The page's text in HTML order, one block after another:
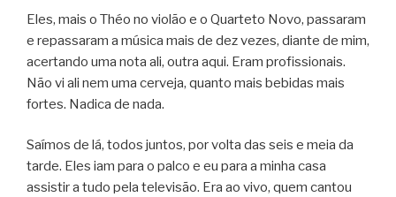
Eles, mais o Théo no violão e o Quarteto Novo, passaram
e repassaram a música mais de dez vezes, diante de mim,
acertando uma nota ali, outra aqui. Eram profissionais.
Não vi ali nem uma cerveja, quanto mais bebidas mais
fortes. Nadica de nada.
Saímos de lá, todos juntos, por volta das seis e meia da
tarde. Eles iam para o palco e eu para a minha casa
assistir a tudo pela televisão. Era ao vivo, quem cantou